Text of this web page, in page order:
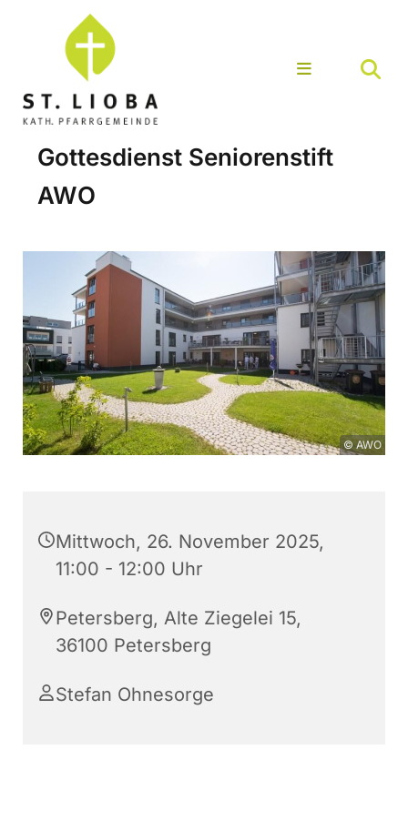
Gottesdienst Seniorenstift
AWO
© AWO
Mittwoch, 26. November 2025,
11:00 - 12:00 Uhr
Petersberg, Alte Ziegelei 15,
36100 Petersberg
Stefan Ohnesorge